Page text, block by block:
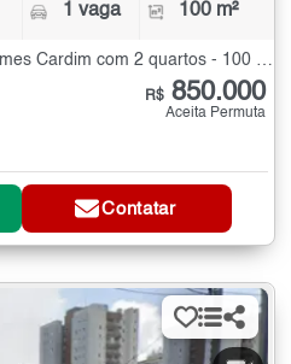
1 vaga 100 m²
Sobrado à Venda na Vila Gomes Cardim com 2 quartos - 100 m²
R$ 850.000
Aceita Permuta
Contatar